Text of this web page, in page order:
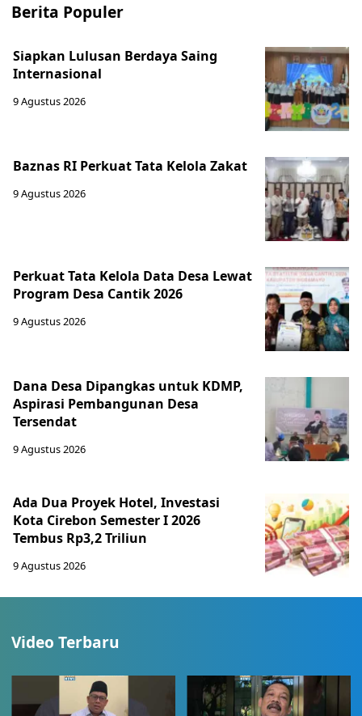
Berita Populer
Siapkan Lulusan Berdaya Saing
Internasional
9 Agustus 2026
Baznas RI Perkuat Tata Kelola Zakat
9 Agustus 2026
Perkuat Tata Kelola Data Desa Lewat
Program Desa Cantik 2026
9 Agustus 2026
Dana Desa Dipangkas untuk KDMP,
Aspirasi Pembangunan Desa
Tersendat
9 Agustus 2026
Ada Dua Proyek Hotel, Investasi
Kota Cirebon Semester I 2026
Tembus Rp3,2 Triliun
9 Agustus 2026
Video Terbaru